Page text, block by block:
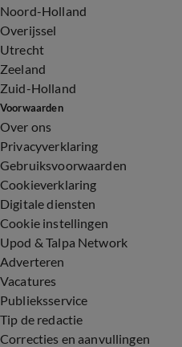
Noord-Holland
Overijssel
Utrecht
Zeeland
Zuid-Holland
Voorwaarden
Over ons
Privacyverklaring
Gebruiksvoorwaarden
Cookieverklaring
Digitale diensten
Cookie instellingen
Upod & Talpa Network
Adverteren
Vacatures
Publieksservice
Tip de redactie
Correcties en aanvullingen